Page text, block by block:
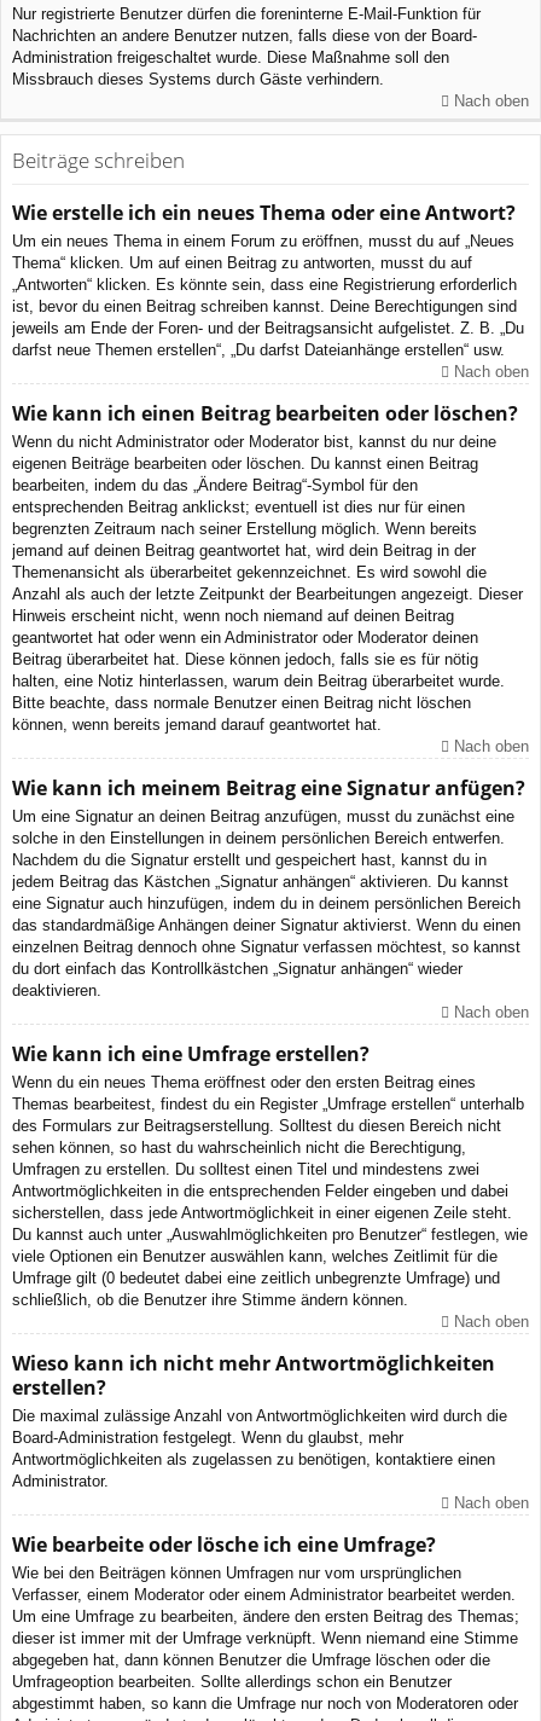
Nur registrierte Benutzer dürfen die foreninterne E-Mail-Funktion für
Nachrichten an andere Benutzer nutzen, falls diese von der Board-
Administration freigeschaltet wurde. Diese Maßnahme soll den
Missbrauch dieses Systems durch Gäste verhindern.
Nach oben
Beiträge schreiben
Wie erstelle ich ein neues Thema oder eine Antwort?
Um ein neues Thema in einem Forum zu eröffnen, musst du auf „Neues
Thema“ klicken. Um auf einen Beitrag zu antworten, musst du auf
„Antworten“ klicken. Es könnte sein, dass eine Registrierung erforderlich
ist, bevor du einen Beitrag schreiben kannst. Deine Berechtigungen sind
jeweils am Ende der Foren- und der Beitragsansicht aufgelistet. Z. B. „Du
darfst neue Themen erstellen“, „Du darfst Dateianhänge erstellen“ usw.
Nach oben
Wie kann ich einen Beitrag bearbeiten oder löschen?
Wenn du nicht Administrator oder Moderator bist, kannst du nur deine
eigenen Beiträge bearbeiten oder löschen. Du kannst einen Beitrag
bearbeiten, indem du das „Ändere Beitrag“-Symbol für den
entsprechenden Beitrag anklickst; eventuell ist dies nur für einen
begrenzten Zeitraum nach seiner Erstellung möglich. Wenn bereits
jemand auf deinen Beitrag geantwortet hat, wird dein Beitrag in der
Themenansicht als überarbeitet gekennzeichnet. Es wird sowohl die
Anzahl als auch der letzte Zeitpunkt der Bearbeitungen angezeigt. Dieser
Hinweis erscheint nicht, wenn noch niemand auf deinen Beitrag
geantwortet hat oder wenn ein Administrator oder Moderator deinen
Beitrag überarbeitet hat. Diese können jedoch, falls sie es für nötig
halten, eine Notiz hinterlassen, warum dein Beitrag überarbeitet wurde.
Bitte beachte, dass normale Benutzer einen Beitrag nicht löschen
können, wenn bereits jemand darauf geantwortet hat.
Nach oben
Wie kann ich meinem Beitrag eine Signatur anfügen?
Um eine Signatur an deinen Beitrag anzufügen, musst du zunächst eine
solche in den Einstellungen in deinem persönlichen Bereich entwerfen.
Nachdem du die Signatur erstellt und gespeichert hast, kannst du in
jedem Beitrag das Kästchen „Signatur anhängen“ aktivieren. Du kannst
eine Signatur auch hinzufügen, indem du in deinem persönlichen Bereich
das standardmäßige Anhängen deiner Signatur aktivierst. Wenn du einen
einzelnen Beitrag dennoch ohne Signatur verfassen möchtest, so kannst
du dort einfach das Kontrollkästchen „Signatur anhängen“ wieder
deaktivieren.
Nach oben
Wie kann ich eine Umfrage erstellen?
Wenn du ein neues Thema eröffnest oder den ersten Beitrag eines
Themas bearbeitest, findest du ein Register „Umfrage erstellen“ unterhalb
des Formulars zur Beitragserstellung. Solltest du diesen Bereich nicht
sehen können, so hast du wahrscheinlich nicht die Berechtigung,
Umfragen zu erstellen. Du solltest einen Titel und mindestens zwei
Antwortmöglichkeiten in die entsprechenden Felder eingeben und dabei
sicherstellen, dass jede Antwortmöglichkeit in einer eigenen Zeile steht.
Du kannst auch unter „Auswahlmöglichkeiten pro Benutzer“ festlegen, wie
viele Optionen ein Benutzer auswählen kann, welches Zeitlimit für die
Umfrage gilt (0 bedeutet dabei eine zeitlich unbegrenzte Umfrage) und
schließlich, ob die Benutzer ihre Stimme ändern können.
Nach oben
Wieso kann ich nicht mehr Antwortmöglichkeiten
erstellen?
Die maximal zulässige Anzahl von Antwortmöglichkeiten wird durch die
Board-Administration festgelegt. Wenn du glaubst, mehr
Antwortmöglichkeiten als zugelassen zu benötigen, kontaktiere einen
Administrator.
Nach oben
Wie bearbeite oder lösche ich eine Umfrage?
Wie bei den Beiträgen können Umfragen nur vom ursprünglichen
Verfasser, einem Moderator oder einem Administrator bearbeitet werden.
Um eine Umfrage zu bearbeiten, ändere den ersten Beitrag des Themas;
dieser ist immer mit der Umfrage verknüpft. Wenn niemand eine Stimme
abgegeben hat, dann können Benutzer die Umfrage löschen oder die
Umfrageoption bearbeiten. Sollte allerdings schon ein Benutzer
abgestimmt haben, so kann die Umfrage nur noch von Moderatoren oder